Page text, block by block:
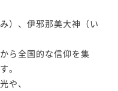
）、伊邪那美大神（い
ら全国的な信仰を集
。
や、